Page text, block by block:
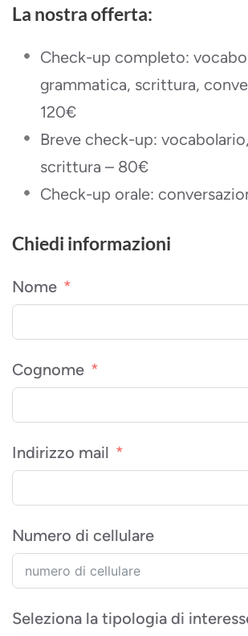
La nostra offerta:
Check-up completo:
grammatica, scrittura,
120€
Breve check-up:
scrittura – 80€
Check-up orale:
Chiedi informazioni
Nome
Cognome
Indirizzo mail
Numero di cellulare
Seleziona la tipologia di